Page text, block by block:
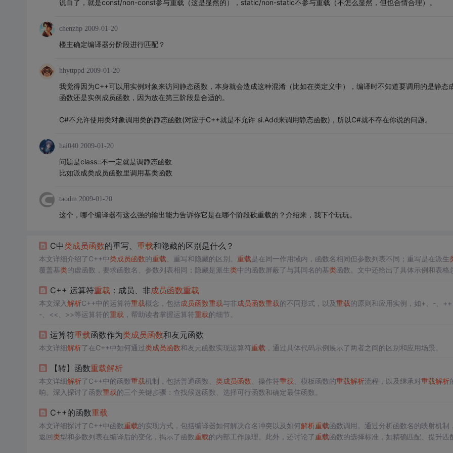
说白了，就是const/non-const参与重载（这是显然的），static/non-static不参与重载（不怎么显然，但也合情合理）。
chenzhp 2009-01-20
楼主确定编译器分阶段进行匹配？
hhyttppd 2009-01-20
我觉得因为C++可以用实例对象来访问静态函数，本身就会造成这种混淆（比如在类定义中），编译时不知道要调用的是静态
函数还是实例成员函数，因为放在第三阶段是合适的。
C#不允许使用类对象调用类的静态函数(对应于C++就是不允许 si.Add来调用静态函数)，所以C#就不存在你说的问题。
hai040 2009-01-20
问题是class::不一定就是调静态函数
比如派成类成员函数里调用基类函数
taodm 2009-01-20
这个，哪个编译器有这么强的输出能力告诉你它是在哪个阶段砍重载的？介绍来，我下个玩玩。
C中类成员函数的重写、 重载和隐藏的区别是什么？
本文详细介绍了C++中类成员函数的重载 、重写和隐藏的区别。 重载是在同一作用域内，函数名相同但参数列表不同；重写是在派生
覆盖基类的虚函数，要求函数名、参数列表相同；隐藏是派生类中的函数屏蔽了与其同名的基类函数。文中还给出了具体示例和表格
C++ 运算符重载 ：成员、非成员函数重载
本文深入解析C++中的运算符重载概念，包括成员函数重载与非成员函数重载的不同形式，以及重载的原则和应用实例，如+、-、
-、<<、>>等运算符的重载 ，帮助读者掌握运算符重载的细节。
运算符重载函数作为类成员函数和友元函数
本文详细解析了在C++中如何通过类成员函数和友元函数实现运算符重载 ，通过具体代码示例展示了两者之间的区别和应用场景。
【转】函数重载解析
本文详细解析了C++中的函数重载机制，包括普通函数、 类成员函数 、操作符重载 、模板函数的重载解析流程，以及继承对重载解析
响。深入探讨了函数重载的三个关键步骤：查找候选函数、选择可行函数和确定最佳函数。
C++的函数重载
本文详细探讨了C++中函数重载的实现方式，包括编译器如何解决命名冲突以及如何解析重载函数调用。通过分析函数名的映射机制
返回类型和参数列表在编译后的变化，揭示了函数重载的内部工作原理。此外，还讨论了重载函数的选择标准，如精确匹配、提升匹